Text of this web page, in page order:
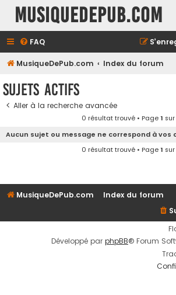
MusiqueDePub.com
FAQ
MusiqueDePub.com Index du forum
Sujets actifs
Aller à la recherche avancée
0 résultat trouvé • Page1 sur
Aucun sujet ou message ne correspond à vos
0 résultat trouvé • Page1 sur
MusiqueDePub.com
Index du forum
Développé par phpBB® Forum